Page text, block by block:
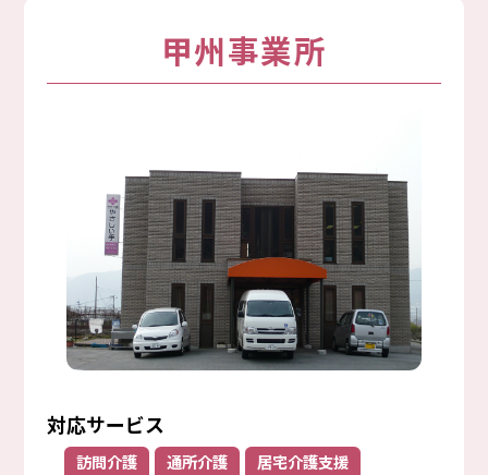
甲州事業所
対応サービス
訪問介護 通所介護
居宅介護支援